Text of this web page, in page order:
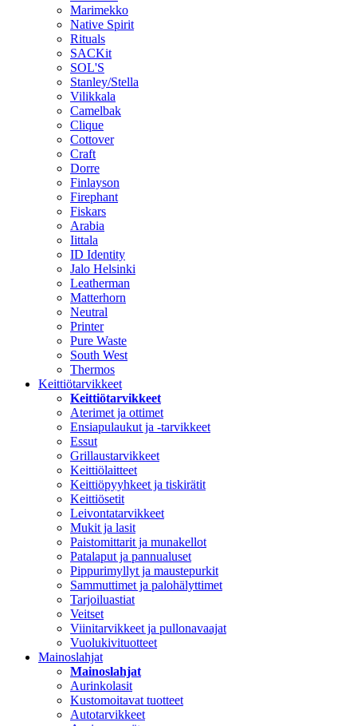
Marimekko
Native Spirit
Rituals
SACKit
SOL'S
Stanley/Stella
Vilikkala
Camelbak
Clique
Cottover
Craft
Dorre
Finlayson
Firephant
Fiskars
Arabia
Iittala
ID Identity
Jalo Helsinki
Leatherman
Matterhorn
Neutral
Printer
Pure Waste
South West
Thermos
Keittiötarvikkeet
Keittiötarvikkeet
Aterimet ja ottimet
Ensiapulaukut ja -tarvikkeet
Essut
Grillaustarvikkeet
Keittiölaitteet
Keittiöpyyhkeet ja tiskirätit
Keittiösetit
Leivontatarvikkeet
Mukit ja lasit
Paistomittarit ja munakellot
Patalaput ja pannualuset
Pippurimyllyt ja maustepurkit
Sammuttimet ja palohälyttimet
Tarjoiluastiat
Veitset
Viinitarvikkeet ja pullonavaajat
Vuolukivituotteet
Mainoslahjat
Mainoslahjat
Aurinkolasit
Kustomoitavat tuotteet
Autotarvikkeet